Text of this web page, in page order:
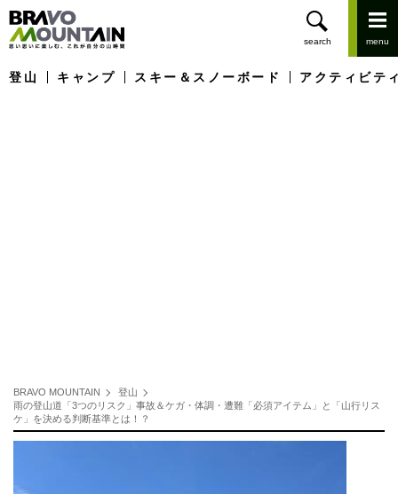
登山 キャンプ スキー＆スノーボード アクティビテ
BRAVO MOUNTAIN
登山
雨の登山道「3つのリスク」事故＆ケガ・体調・遭難「必須アイテム」と「山行リス
ケ」を決める判断基準とは！？